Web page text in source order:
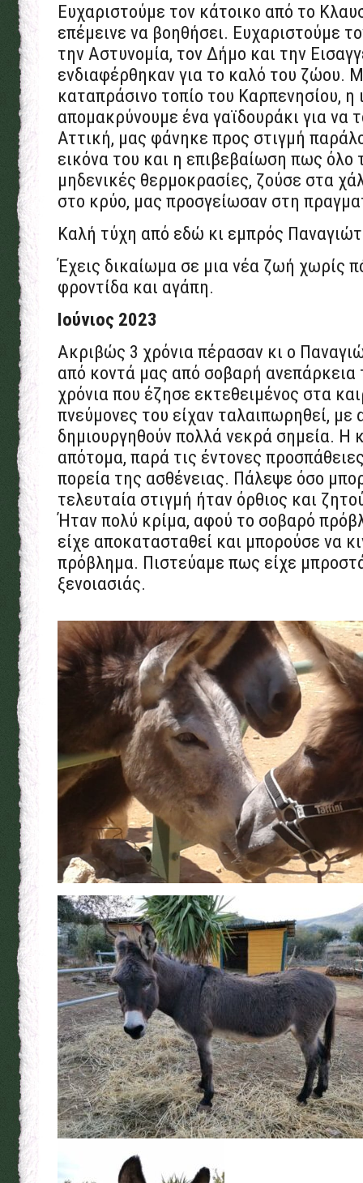
Ευχαριστούμε τον κάτοικο από το
επέμεινε να βοηθήσει. Ευχαριστούμε
την Αστυνομία, τον Δήμο και την
ενδιαφέρθηκαν για το καλό του ζώου.
καταπράσινο τοπίο του Καρπενησίου, η
απομακρύνουμε ένα γαϊδουράκι για να
Αττική, μας φάνηκε προς στιγμή
εικόνα του και η επιβεβαίωση πως όλο
μηδενικές θερμοκρασίες, ζούσε στα
στο κρύο, μας προσγείωσαν στη
Καλή τύχη από εδώ κι εμπρός
Έχεις δικαίωμα σε μια νέα ζωή χωρίς
φροντίδα και αγάπη.
Ιούνιος 2023
Ακριβώς 3 χρόνια πέρασαν κι ο
από κοντά μας από σοβαρή
χρόνια που έζησε εκτεθειμένος στα
πνεύμονες του είχαν ταλαιπωρηθεί, με
δημιουργηθούν πολλά νεκρά σημεία. Η
απότομα, παρά τις έντονες
πορεία της ασθένειας. Πάλεψε όσο
τελευταία στιγμή ήταν όρθιος και
Ήταν πολύ κρίμα, αφού το σοβαρό
είχε αποκατασταθεί και μπορούσε να
πρόβλημα. Πιστεύαμε πως είχε
ξενοιασιάς.